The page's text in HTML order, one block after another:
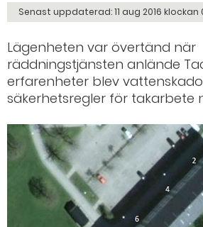
Senast uppdaterad:11 aug 2016 klockan
Lägenheten var övertänd när
räddningstjänsten anlände
erfarenheter blev
säkerhetsregler för takarbete